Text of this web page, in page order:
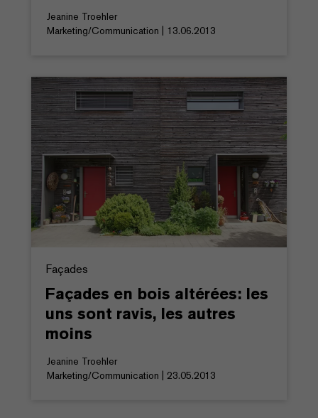
Jeanine Troehler
Marketing/Communication | 13.06.2013
Façades
Façades en bois altérées: les
uns sont ravis, les autres
moins
Jeanine Troehler
Marketing/Communication | 23.05.2013